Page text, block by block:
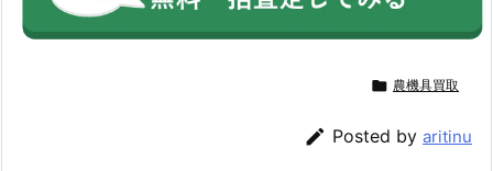
 農機具買取
 Posted by aritinu